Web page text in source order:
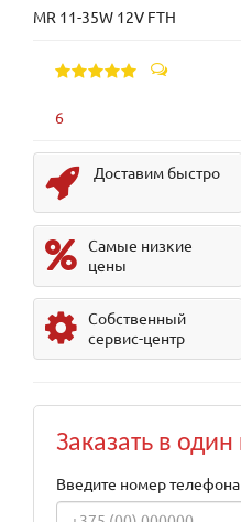
MR 11-35W 12V FTH
6
Доставим быстро
Самые низкие
цены
Собственный
сервис-центр
Заказать в один
Введите номер телефона